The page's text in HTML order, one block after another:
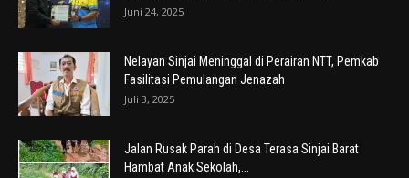
Juni 24, 2025
Nelayan Sinjai Meninggal di Perairan NTT, Pemkab
Fasilitasi Pemulangan Jenazah
Juli 3, 2025
Jalan Rusak Parah di Desa Terasa Sinjai Barat
Hambat Anak Sekolah,...